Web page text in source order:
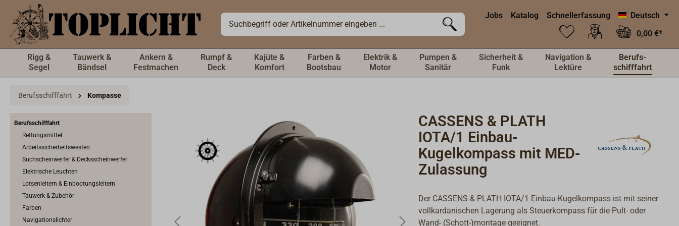
springen Jobs Katalog Schnellerfassung
Deutsch
0,00 €*
Rigg &
Segel
Tauwerk &
Bändsel
Ankern &
Festmachen
Rumpf &
Deck
Kajüte &
Komfort
Farben &
Bootsbau
Elektrik &
Motor
Pumpen &
Sanitär
Sicherheit &
Funk
Navigation &
Lektüre
Berufs-
schifffahrt
Berufsschifffahrt Kompasse
Berufsschifffahrt
Rettungsmittel
Arbeitssicherheitswesten
Suchscheinwerfer & Decksscheinwerfer
Elektrische Leuchten
Lotsenleitern & Einbootungsleitern
Tauwerk & Zubehör
Farben
Navigationslichter
CASSENS & PLATH
IOTA/1 Einbau-
Kugelkompass mit MED-
Zulassung
Der CASSENS & PLATH IOTA/1 Einbau-Kugelkompass ist mit seiner
vollkardanischen Lagerung als Steuerkompass für die Pult- oder
Wand- (Schott-)montage geeignet.